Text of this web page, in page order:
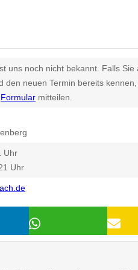
uns noch nicht bekannt. Falls Sie
den neuen Termin bereits
Formular mitteilen.
Uhr
Uhr